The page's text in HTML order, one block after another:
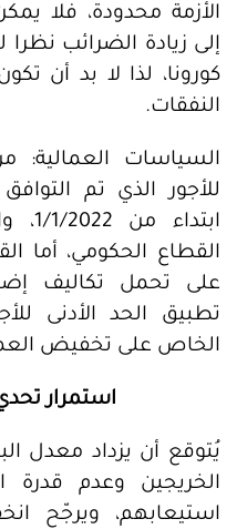
الأزمة محدودة، فلا
إلى زيادة الضرائب نظرا
كورونا، لذا لا بد أن
النفقات.
السياسات العمالية:
القطاع الحكومي، أما
على تحمل تكاليف
تطبيق الحد الأدنى
الخاص على تخفيض
استمرار
الخريجين وعدم قدرة
استيعابهم، ويرجّح